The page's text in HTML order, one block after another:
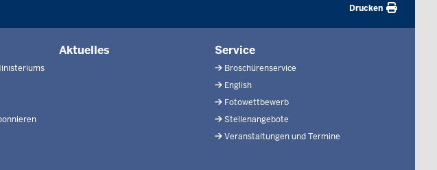
Drucken
Aktuelles Service
Broschürenservice
English
Fotowettbewerb
Stellenangebote
Veranstaltungen und Termine